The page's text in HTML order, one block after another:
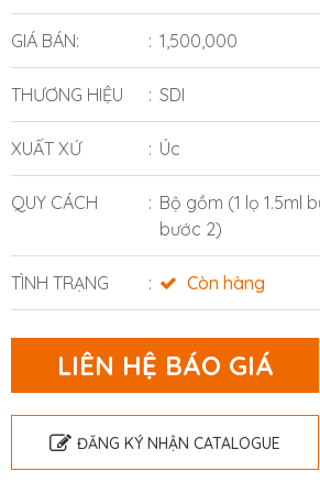
GIÁ BÁN: 1,500,000
THƯƠNG HIỆU SDI
XUẤT XỨ Úc
QUY CÁCH
Bộ gồm (1 lọ 1.5ml
bước 2)
TÌNH TRẠNG Còn hàng
LIÊN HỆ BÁO GIÁ
ĐĂNG KÝ NHẬN CATALOGUE